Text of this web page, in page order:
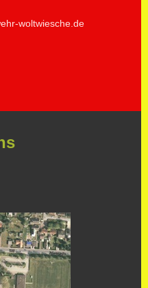
woltwiesche.de